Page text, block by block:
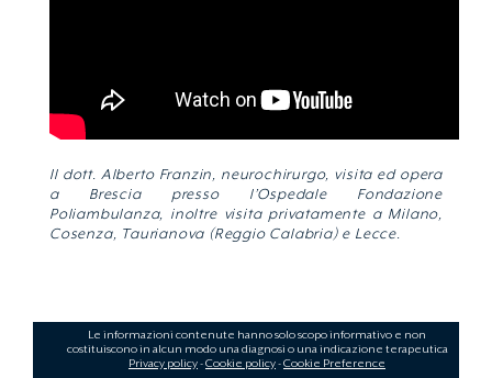
Il dott. Alberto Franzin, neurochirurgo, visita ed opera
a Brescia presso l’Ospedale Fondazione
Poliambulanza, inoltre visita privatamente a Milano,
Cosenza, Taurianova (Reggio Calabria) e Lecce.
Le informazioni contenute hanno solo scopo informativo e non
costituiscono in alcun modo una diagnosi o una indicazione terapeutica
Privacy policy-Cookie policy-Cookie Preference